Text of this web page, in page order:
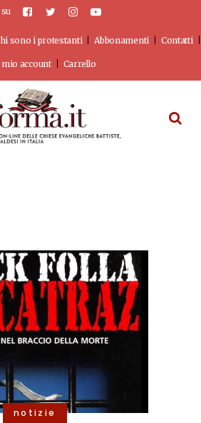
sono i protestanti Abbonamenti Contatti
account Carrello
notizie